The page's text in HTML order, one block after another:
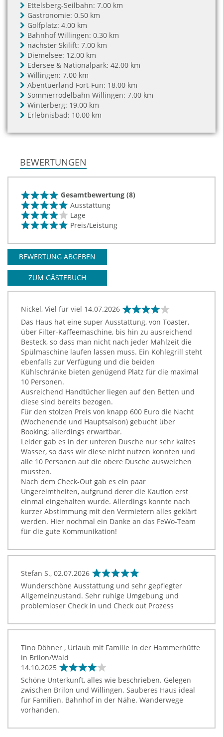
Ettelsberg-Seilbahn: 7.00 km
Gastronomie: 0.50 km
Golfplatz: 4.00 km
Bahnhof Willingen: 0.30 km
nächster Skilift: 7.00 km
Diemelsee: 12.00 km
Edersee & Nationalpark: 42.00 km
Willingen: 7.00 km
Abentuerland Fort-Fun: 18.00 km
Sommerrodelbahn Willingen: 7.00 km
Winterberg: 19.00 km
Erlebnisbad: 10.00 km
BEWERTUNGEN
Gesamtbewertung (8)
Ausstattung
Lage
Preis/Leistung
BEWERTUNG ABGEBEN
ZUM GÄSTEBUCH
Nickel, Viel für viel 14.07.2026
Das Haus hat eine super Ausstattung, von Toaster,
über Filter-Kaffeemaschine, bis hin zu ausreichend
Besteck, so dass man nicht nach jeder Mahlzeit die
Spülmaschine laufen lassen muss. Ein Kohlegrill steht
ebenfalls zur Verfügung und die beiden
Kühlschränke bieten genügend Platz für die maximal
10 Personen.
Ausreichend Handtücher liegen auf den Betten und
diese sind bereits bezogen.
Für den stolzen Preis von knapp 600 Euro die Nacht
(Wochenende und Hauptsaison) gebucht über
Booking; allerdings erwartbar.
Leider gab es in der unteren Dusche nur sehr kaltes
Wasser, so dass wir diese nicht nutzen konnten und
alle 10 Personen auf die obere Dusche ausweichen
mussten.
Nach dem Check-Out gab es ein paar
Ungereimtheiten, aufgrund derer die Kaution erst
einmal eingehalten wurde. Allerdings konnte nach
kurzer Abstimmung mit den Vermietern alles geklärt
werden. Hier nochmal ein Danke an das FeWo-Team
für die gute Kommunikation!
Stefan S., 02.07.2026
Wunderschöne Ausstattung und sehr gepflegter
Allgemeinzustand. Sehr ruhige Umgebung und
problemloser Check in und Check out Prozess
Tino Döhner , Urlaub mit Familie in der Hammerhütte
in Brilon/Wald
14.10.2025
Schöne Unterkunft, alles wie beschrieben. Gelegen
zwischen Brilon und Willingen. Sauberes Haus ideal
für Familien. Bahnhof in der Nähe. Wanderwege
vorhanden.